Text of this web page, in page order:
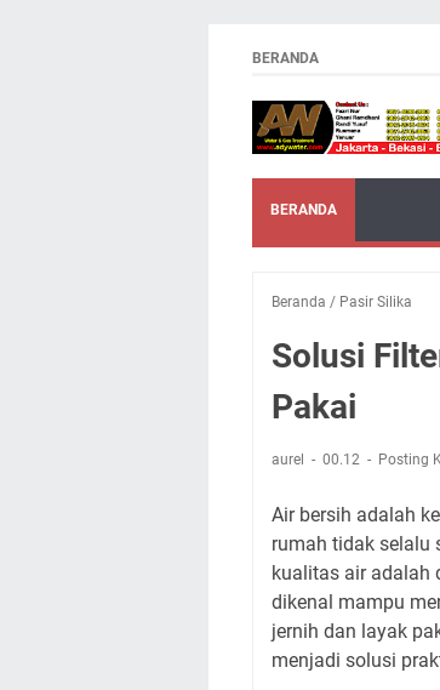
BERANDA
BERANDA
Beranda / Pasir Silika
Solusi
Pakai
aurel 00.12 Posting
Air bersih adalah
rumah tidak selalu
kualitas air adalah
dikenal mampu
jernih dan layak
menjadi solusi